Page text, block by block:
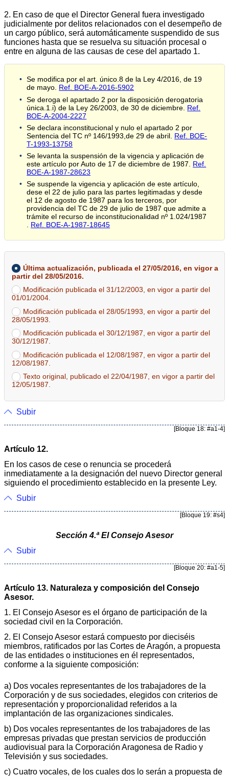
2. En caso de que el Director General fuera investigado
judicialmente por delitos relacionados con el desempeño de
un cargo público, será automáticamente suspendido de sus
funciones hasta que se resuelva su situación procesal o
entre en alguna de las causas de cese del apartado 1.
Se modifica por el art. único.8 de la Ley 4/2016, de 19
de mayo. Ref. BOE-A-2016-5902
Se deroga el apartado 2 por la disposición derogatoria
única.1.i) de la Ley 26/2003, de 30 de diciembre. Ref.
BOE-A-2004-2227
Se declara inconstitucional y nulo el apartado 2 por
Sentencia del TC nº 146/1993,de 29 de abril. Ref. BOE-
T-1993-13758
Se levanta la suspensión de la vigencia y aplicación de
este artículo por Auto de 17 de diciembre de 1987. Ref.
BOE-A-1987-28623
Se suspende la vigencia y aplicación de este artículo,
dese el 22 de julio para las partes legitimadas y desde
el 12 de agosto de 1987 para los terceros, por
providencia del TC de 29 de julio de 1987 que admite a
trámite el recurso de inconstitucionalidad nº 1.024/1987
Ref. BOE-A-1987-18645
Última actualización, publicada el 27/05/2016, en vigor a
partir del 28/05/2016.
Modificación publicada el 31/12/2003, en vigor a partir del
01/01/2004.
Modificación publicada el 28/05/1993, en vigor a partir del
28/05/1993.
Modificación publicada el 30/12/1987, en vigor a partir del
30/12/1987.
Modificación publicada el 12/08/1987, en vigor a partir del
12/08/1987.
Texto original, publicado el 22/04/1987, en vigor a partir del
12/05/1987.
Subir
[Bloque 18: #a1-4]
Artículo 12.
En los casos de cese o renuncia se procederá
inmediatamente a la designación del nuevo Director general
siguiendo el procedimiento establecido en la presente Ley.
Subir
[Bloque 19: #s4]
Sección 4.ª El Consejo Asesor
Subir
[Bloque 20: #a1-5]
Artículo 13. Naturaleza y composición del Consejo
Asesor.
1. El Consejo Asesor es el órgano de participación de la
sociedad civil en la Corporación.
2. El Consejo Asesor estará compuesto por dieciséis
miembros, ratificados por las Cortes de Aragón, a propuesta
de las entidades o instituciones en él representados,
conforme a la siguiente composición:
a) Dos vocales representantes de los trabajadores de la
Corporación y de sus sociedades, elegidos con criterios de
representación y proporcionalidad referidos a la
implantación de las organizaciones sindicales.
b) Dos vocales representantes de los trabajadores de las
empresas privadas que prestan servicios de producción
audiovisual para la Corporación Aragonesa de Radio y
Televisión y sus sociedades.
c) Cuatro vocales, de los cuales dos lo serán a propuesta de